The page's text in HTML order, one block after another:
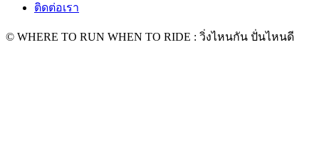
ติดต่อเรา
© WHERE TO RUN WHEN TO RIDE : วิ่งไหนกัน ปั่นไหนดี